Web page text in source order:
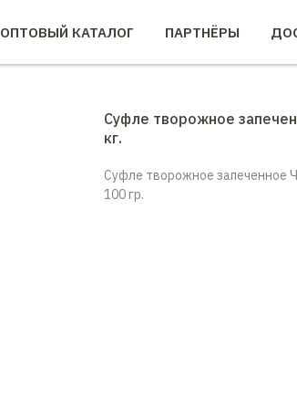
ОПТОВЫЙ КАТАЛОГ ПАРТНЁРЫ
Суфле творожное
кг.
Суфле творожное запеченное
100 гр.